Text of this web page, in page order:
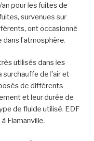
pour les fuites de
survenues sur
ont occasionné
l’atmosphère.
utilisés dans les
de l’air et
de différents
et leur durée de
de fluide utilisé. EDF
Flamanville.